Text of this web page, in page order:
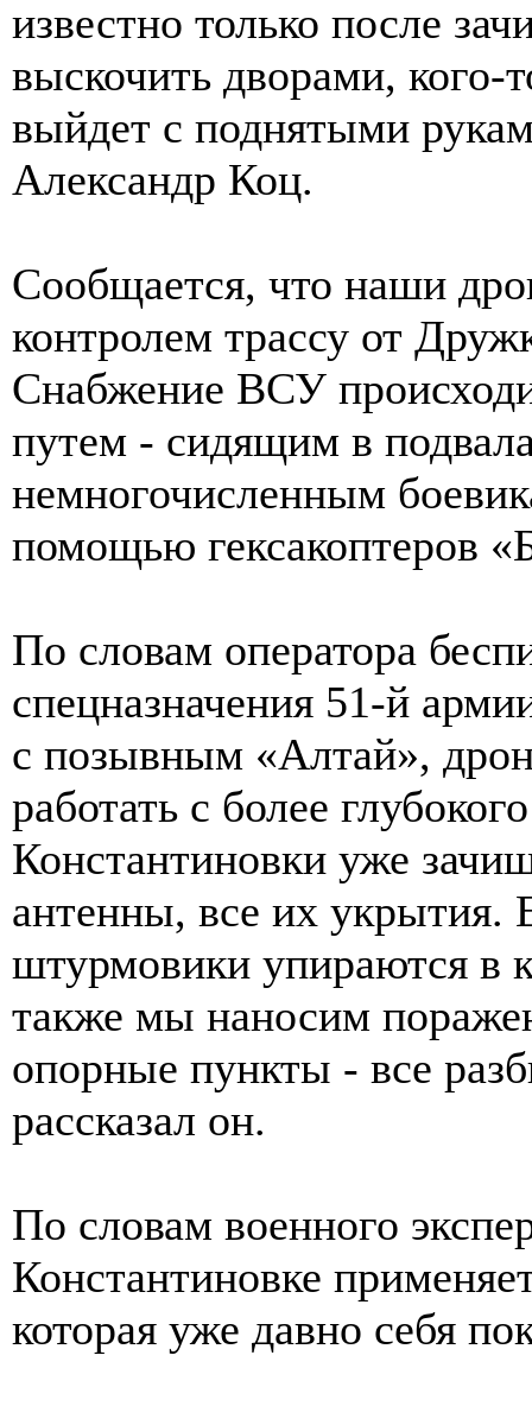
известно только после
выскочить дворами, кого-
выйдет с поднятыми
Александр Коц.
Сообщается, что наши
контролем трассу от
Снабжение ВСУ
путем - сидящим в
немногочисленным
помощью гексакоптеров
По словам оператора
спецназначения 51-й
с позывным «Алтай»,
работать с более
Константиновки уже
антенны, все их
штурмовики упираются в
также мы наносим
опорные пункты - все
рассказал он.
По словам военного
Константиновке
которая уже давно себя